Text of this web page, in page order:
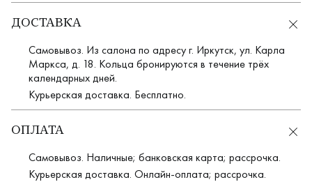
ДОСТАВКА
Самовывоз. Из салона по адресу г. Иркутск, ул. Карла
Маркса, д. 18. Кольца бронируются в течение трёх
календарных дней.
Курьерская доставка. Бесплатно.
ОПЛАТА
Самовывоз. Наличные; банковская карта; рассрочка.
Курьерская доставка. Онлайн-оплата; рассрочка.